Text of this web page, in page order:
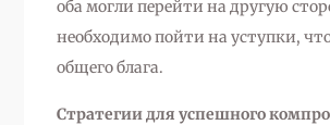
оба могли перейти на другую
необходимо пойти на уступки,
общего блага.
Стратегии для успешного